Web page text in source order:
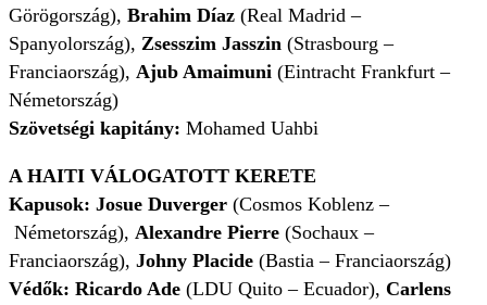
Görögország), Brahim Díaz (Real Madrid –
Spanyolország), Zsesszim Jasszin (Strasbourg –
Franciaország), Ajub Amaimuni (Eintracht Frankfurt –
Németország)
Szövetségi kapitány: Mohamed Uahbi
A HAITI VÁLOGATOTT KERETE
Kapusok: Josue Duverger (Cosmos Koblenz –
Németország), Alexandre Pierre (Sochaux –
Franciaország), Johny Placide (Bastia – Franciaország)
Védők: Ricardo Ade (LDU Quito – Ecuador), Carlens